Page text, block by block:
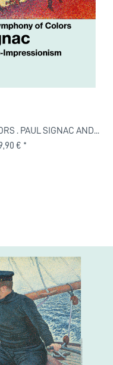
. PAUL SIGNAC AND...
€ *